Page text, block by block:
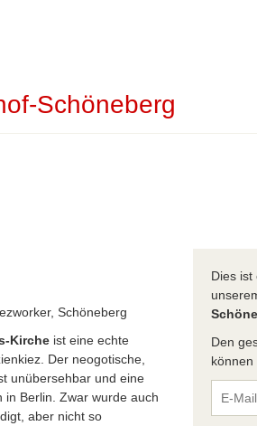
Schöneberg
teilen
Schöneberg
Kirche ist eine echte
Der neogotische,
unübersehbar und eine
in Berlin. Zwar wurde auch
aber nicht so
Dies ist
Den
können